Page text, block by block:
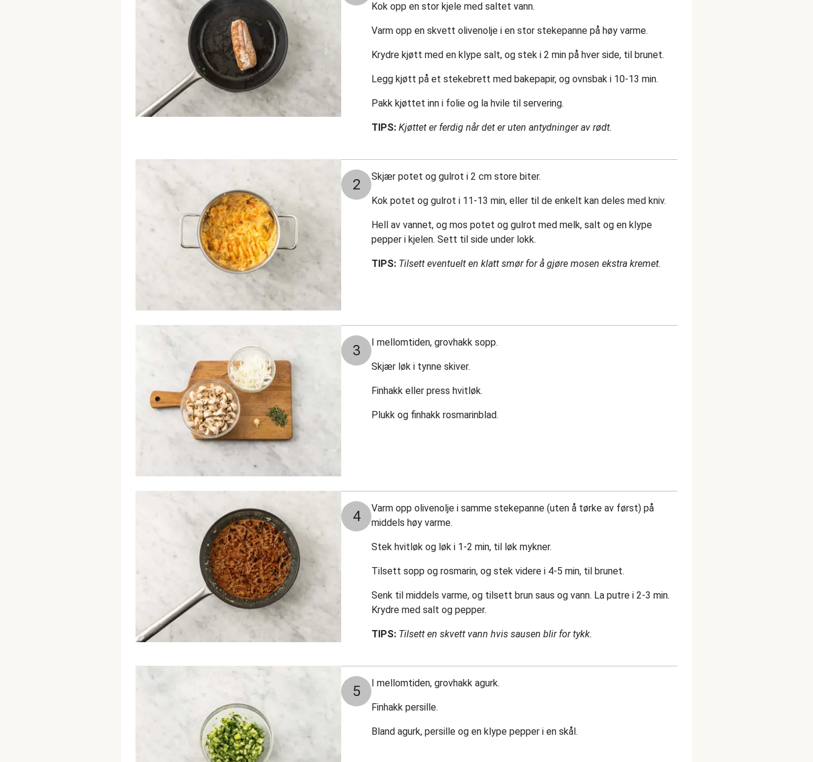
Kok opp en stor kjele med saltet vann.
Varm opp en skvett olivenolje i en stor stekepanne på høy varme.
Krydre kjøtt med en klype salt, og stek i 2 min på hver side, til brunet.
Legg kjøtt på et stekebrett med bakepapir, og ovnsbak i 10-13 min.
Pakk kjøttet inn i folie og la hvile til servering.
TIPS: Kjøttet er ferdig når det er uten antydninger av rødt.
2 Skjær potet og gulrot i 2 cm store biter.
Kok potet og gulrot i 11-13 min, eller til de enkelt kan deles med kniv.
Hell av vannet, og mos potet og gulrot med melk, salt og en klype
pepper i kjelen. Sett til side under lokk.
TIPS: Tilsett eventuelt en klatt smør for å gjøre mosen ekstra kremet.
3 I mellomtiden, grovhakk sopp.
Skjær løk i tynne skiver.
Finhakk eller press hvitløk.
Plukk og finhakk rosmarinblad.
4
Varm opp olivenolje i samme stekepanne (uten å tørke av først) på
middels høy varme.
Stek hvitløk og løk i 1-2 min, til løk mykner.
Tilsett sopp og rosmarin, og stek videre i 4-5 min, til brunet.
Senk til middels varme, og tilsett brun saus og vann. La putre i 2-3 min.
Krydre med salt og pepper.
TIPS: Tilsett en skvett vann hvis sausen blir for tykk.
5 I mellomtiden, grovhakk agurk.
Finhakk persille.
Bland agurk, persille og en klype pepper i en skål.